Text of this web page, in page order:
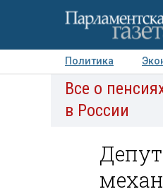
Политика
Авторы
Все о
в России